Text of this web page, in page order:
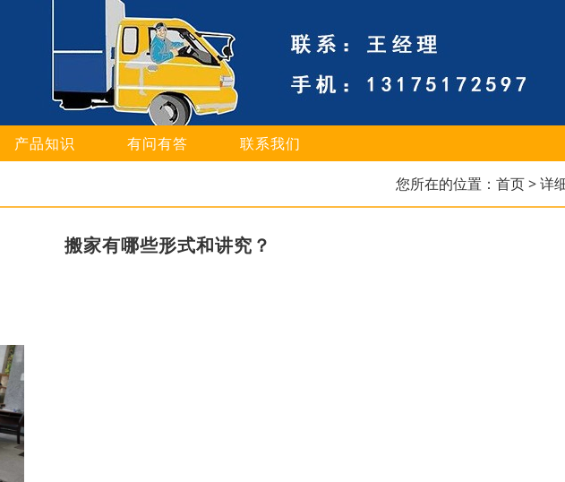
产品知识 有问有答 联系我们
您所在的位置： 首页> 详
搬家有哪些形式和讲究？